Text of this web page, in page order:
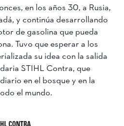
en los años 30, a Rusia,
y continúa desarrollando
de gasolina que pueda
Tuvo que esperar a los
su idea con la salida
STIHL Contra, que
en el bosque y en la
el mundo.